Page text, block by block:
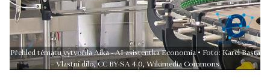
Přehled tématu vytvořila Aika - AI asistentka Economia • Foto: Karel Basta
– Vlastní dílo, CC BY-SA 4.0, Wikimedia Commons